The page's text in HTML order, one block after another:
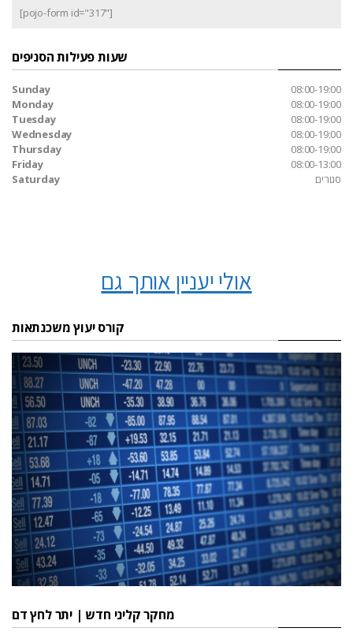
[pojo-form id="317"]
שעות פעילות הסניפים
Sunday
08:00-19:00
Monday
08:00-19:00
Tuesday
08:00-19:00
Wednesday
08:00-19:00
Thursday
08:00-19:00
Friday
08:00-13:00
Saturday
סגורים
אולי יעניין אותך גם
קורס יעוץ משכנתאות
מחקר קליני חדש | יתר לחץ דם